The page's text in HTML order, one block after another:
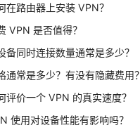
在路由器上安装 VPN？
VPN 是否值得？
备同时连接数量通常是多少？
通常是多少？有没有隐藏费用？
评价一个 VPN 的真实速度？
使用对设备性能有影响吗？